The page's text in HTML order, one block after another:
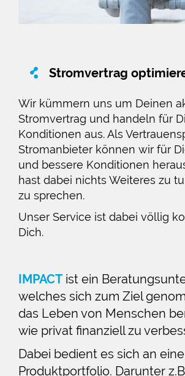
Stromvertrag
Wir kümmern uns um Deinen
Stromvertrag und handeln für
Konditionen aus. Als
Stromanbieter können wir für
und bessere Konditionen
hast dabei nichts Weiteres zu
zu sprechen.
Unser Service ist dabei völlig
Dich.
IMPACT ist ein
welches sich zum Ziel
das Leben von Menschen
wie privat finanziell zu
Dabei bedient es sich an
Produktportfolio. Darunter